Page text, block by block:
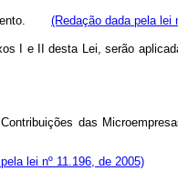
(Redação dada pela lei
I e II desta Lei, serão
das
lei nº 11.196, de 2005)